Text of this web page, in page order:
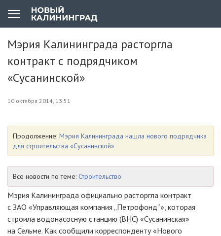
Мэрия Калининграда расторгла
контракт с подрядчиком
«Сусанинской»
10 октября 2014, 13:51
Продолжение: Мэрия Калининграда нашла нового подрядчика
для строительства «Сусанинской»
Все новости по теме: Строительство
Мэрия Калининграда официально расторгла контракт
с ЗАО «Управляющая компания „Петрофонд“», которая
строила водонасосную станцию (ВНС) «Сусанинская»
на Сельме. Как сообщили корреспонденту «Нового